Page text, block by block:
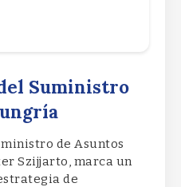
Suministro
de Asuntos
Szijjarto, marca un
de